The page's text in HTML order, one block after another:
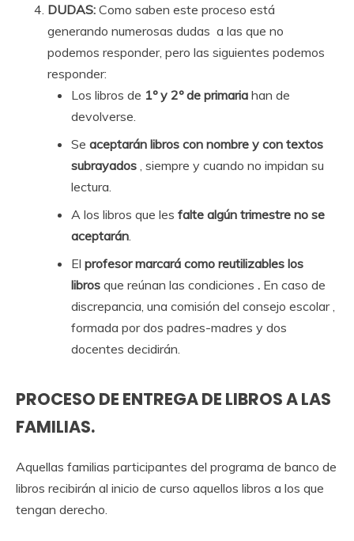
DUDAS: Como saben este proceso está
generando numerosas dudas a las que no
podemos responder, pero las siguientes podemos
responder:
Los libros de 1º y 2º de primaria han de
devolverse.
Se aceptarán libros con nombre y con textos
subrayados , siempre y cuando no impidan su
lectura.
A los libros que les falte algún trimestre no se
aceptarán
El profesor marcará como reutilizables los
libros que reúnan las condiciones . En caso de
discrepancia, una comisión del consejo escolar ,
formada por dos padres-madres y dos
docentes decidirán.
PROCESO DE ENTREGA DE LIBROS A LAS
FAMILIAS.
Aquellas familias participantes del programa de banco de
libros recibirán al inicio de curso aquellos libros a los que
tengan derecho.